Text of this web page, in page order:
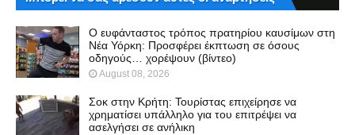
Ο ευφάνταστος τρόπος πρατηρίου καυσίμων στη
Νέα Υόρκη: Προσφέρει έκπτωση σε όσους
οδηγούς… χορέψουν (βίντεο)
August 08, 2026
Σοκ στην Κρήτη: Τουρίστας επιχείρησε να
χρηματίσει υπάλληλο για του επιτρέψει να
ασελγήσει σε ανήλικη